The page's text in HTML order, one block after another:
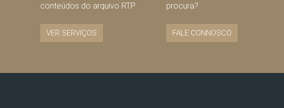
conteúdos do arquivo RTP
VER SERVIÇOS
procura?
FALE CONNOSCO